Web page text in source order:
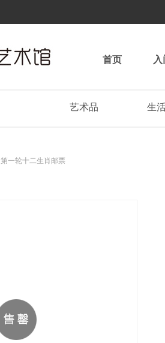
首页
艺术品 生
第一轮十二生肖邮票